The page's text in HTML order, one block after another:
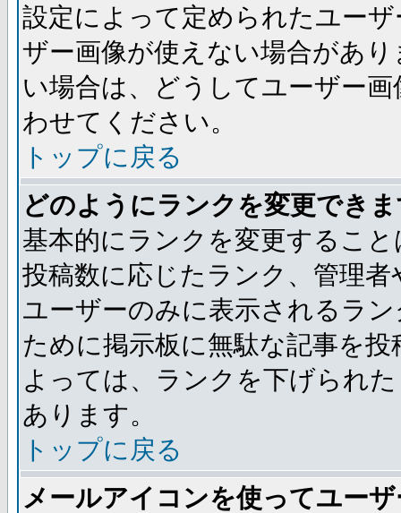
設定によって定められたユー
ザー画像が使えない場合があ
い場合は、どうしてユーザー
わせてください。
トップに戻る
どのようにランクを変更でき
基本的にランクを変更するこ
投稿数に応じたランク、管理
ユーザーのみに表示されるラ
ために掲示板に無駄な記事を
よっては、ランクを下げられ
あります。
トップに戻る
メールアイコンを使ってユー